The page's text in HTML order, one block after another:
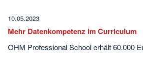
10.05.2023
Mehr Datenkompetenz im Curriculum
OHM Professional School erhält 60.000